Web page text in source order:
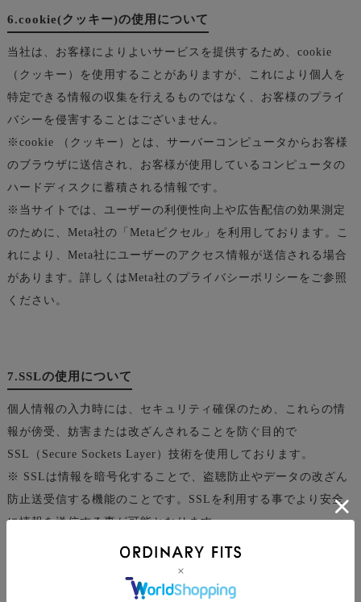
6.cookie(クッキー)の使用について
当社は、お客様によりよいサービスを提供するため、cookie
（クッキー）を使用することがありますが、これにより個人を
特定できる情報の収集を行えるものではなく、お客様のプライ
バシーを侵害することはございません。
※cookie （クッキー）とは、サーバーコンピュータからお客様
のブラウザに送信され、お客様が使用しているコンピュータの
ハードディスクに蓄積される情報です。
※当サイトでは、ユーザーの利便性向上や広告配信の効果測定
のために、Meta社の「Metaピクセル」を利用しております。こ
れにより、Meta社にユーザーのアクセス情報が送信される場合
があります。詳しくはMeta社のプライバシーポリシーをご参照
ください。
7.SSLの使用について
個人情報の入力時には、セキュリティ確保のため、これらの情
報が傍受、妨害または改ざんされることを防ぐ目的で
SSL（Secure Sockets Layer）技術を使用しております。
※ SSLは情報を暗号化することで、盗聴防止やデータの改ざん
防止送受信する機能のことです。SSLを利用する事でより安全
に情報を送信する事が可能となります。